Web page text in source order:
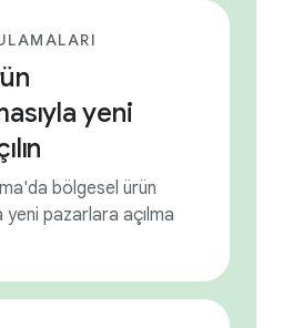
yeni
bölgesel ürün
yeni pazarlara açılma